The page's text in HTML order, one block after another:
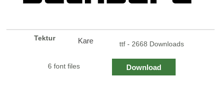
Tektur Kare ttf - 2668 Downloads
6 font files Download